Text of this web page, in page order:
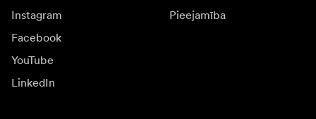
Instagram
Facebook
YouTube
LinkedIn
Pieejamība